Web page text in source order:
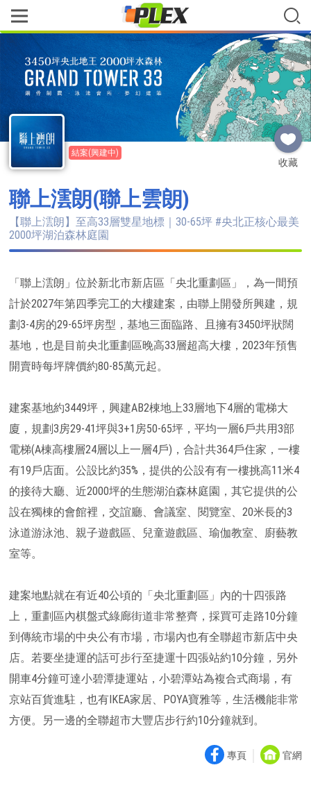
收藏
結案(興建中)
聯上澐朗(聯上雲朗)
【聯上澐朗】至高33層雙星地標｜30-65坪 #央北正核心最美
2000坪湖泊森林庭園
「聯上澐朗」位於新北市新店區「央北重劃區」，為一間預
計於2027年第四季完工的大樓建案，由聯上開發所興建，規
劃3-4房的29-65坪房型，基地三面臨路、且擁有3450坪狀闊
基地，也是目前央北重劃區晚高33層超高大樓，2023年預售
開賣時每坪牌價約80-85萬元起。
建案基地約3449坪，興建AB2棟地上33層地下4層的電梯大
廈，規劃3房29-41坪與3+1房50-65坪，平均一層6戶共用3部
電梯(A棟高樓層24層以上一層4戶)，合計共364戶住家，一樓
有19戶店面。公設比約35%，提供的公設有有一樓挑高11米4
的接待大廳、近2000坪的生態湖泊森林庭園，其它提供的公
設在獨棟的會館裡，交誼廳、會議室、閱覽室、20米長的3
泳道游泳池、親子遊戲區、兒童遊戲區、瑜伽教室、廚藝教
室等。
建案地點就在有近40公頃的「央北重劃區」內的十四張路
上，重劃區內棋盤式綠廊街道非常整齊，採買可走路10分鐘
到傳統市場的中央公有市場，市場內也有全聯超市新店中央
店。若要坐捷運的話可步行至捷運十四張站約10分鐘，另外
開車4分鐘可達小碧潭捷運站，小碧潭站為複合式商場，有
京站百貨進駐，也有IKEA家居、POYA寶雅等，生活機能非常
方便。另一邊的全聯超市大豐店步行約10分鐘就到。
專頁｜ 官網